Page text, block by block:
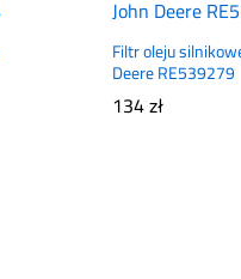
Filtr oleju
Deere RE539279
134zł